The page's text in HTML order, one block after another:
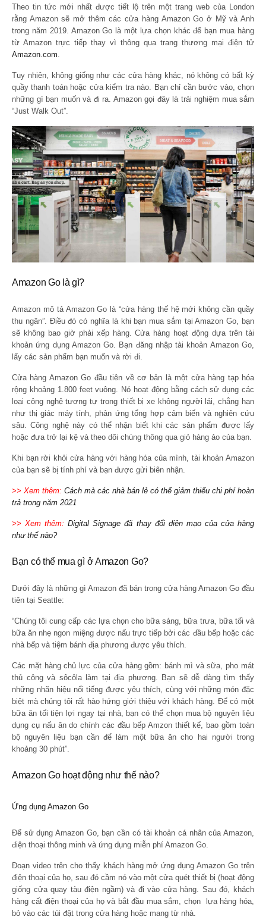
Theo tin tức mới nhất được tiết lộ trên một trang web của London
rằng Amazon sẽ mở thêm các cửa hàng Amazon Go ở Mỹ và Anh
trong năm 2019. Amazon Go là một lựa chọn khác để bạn mua hàng
từ Amazon trực tiếp thay vì thông qua trang thương mại điện tử
Amazon.com
Tuy nhiên, không giống như các cửa hàng khác, nó không có bất kỳ
quầy thanh toán hoặc cửa kiểm tra nào. Bạn chỉ cần bước vào, chọn
những gì bạn muốn và đi ra. Amazon gọi đây là trải nghiệm mua sắm
“Just Walk Out”.
Amazon Go là gì?
Amazon mô tả Amazon Go là “cửa hàng thế hệ mới không cần quầy
thu ngân”. Điều đó có nghĩa là khi bạn mua sắm tại Amazon Go, bạn
sẽ không bao giờ phải xếp hàng. Cửa hàng hoạt động dựa trên tài
khoản ứng dụng Amazon Go. Bạn đăng nhập tài khoản Amazon Go,
lấy các sản phẩm bạn muốn và rời đi.
Cửa hàng Amazon Go đầu tiên về cơ bản là một cửa hàng tạp hóa
rộng khoảng 1.800 feet vuông. Nó hoạt động bằng cách sử dụng các
loại công nghệ tương tự trong thiết bị xe không người lái, chẳng hạn
như thị giác máy tính, phản ứng tổng hợp cảm biến và nghiên cứu
sâu. Công nghệ này có thể nhận biết khi các sản phẩm được lấy
hoặc đưa trở lại kệ và theo dõi chúng thông qua giỏ hàng ảo của bạn.
Khi bạn rời khỏi cửa hàng với hàng hóa của mình, tài khoản Amazon
của bạn sẽ bị tính phí và bạn được gửi biên nhận.
>> Xem thêm: Cách mà các nhà bán lẻ có thể giảm thiểu chi phí hoàn
trả trong năm 2021
>> Xem thêm: Digital Signage đã thay đổi diện mạo của cửa hàng
như thế nào?
Bạn có thể mua gì ở Amazon Go?
Dưới đây là những gì Amazon đã bán trong cửa hàng Amazon Go đầu
tiên tại Seattle:
“Chúng tôi cung cấp các lựa chọn cho bữa sáng, bữa trưa, bữa tối và
bữa ăn nhẹ ngon miệng được nấu trực tiếp bởi các đầu bếp hoặc các
nhà bếp và tiệm bánh địa phương được yêu thích.
Các mặt hàng chủ lực của cửa hàng gồm: bánh mì và sữa, pho mát
thủ công và sôcôla làm tại địa phương. Bạn sẽ dễ dàng tìm thấy
những nhãn hiệu nổi tiếng được yêu thích, cùng với những món đặc
biệt mà chúng tôi rất hào hứng giới thiệu với khách hàng. Để có một
bữa ăn tối tiện lợi ngay tại nhà, bạn có thể chọn mua bộ nguyên liệu
dụng cụ nấu ăn do chính các đầu bếp Amzon thiết kế, bao gồm toàn
bộ nguyên liệu bạn cần để làm một bữa ăn cho hai người trong
khoảng 30 phút”.
Amazon Go hoạt động như thế nào?
Ứng dụng Amazon Go
Để sử dụng Amazon Go, bạn cần có tài khoản cá nhân của Amazon,
điện thoại thông minh và ứng dụng miễn phí Amazon Go.
Đoạn video trên cho thấy khách hàng mở ứng dụng Amazon Go trên
điện thoại của họ, sau đó cầm nó vào một cửa quét thiết bị (hoạt động
giống cửa quay tàu điện ngầm) và đi vào cửa hàng. Sau đó, khách
hàng cất điện thoại của họ và bắt đầu mua sắm, chọn lựa hàng hóa,
bỏ vào các túi đặt trong cửa hàng hoặc mang từ nhà.